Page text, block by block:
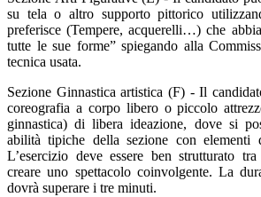
su tela o altro supporto pittorico
preferisce (Tempere, acquerelli…) che
tutte le sue forme” spiegando alla
tecnica usata.
Sezione Ginnastica artistica (F) - Il
coreografia a corpo libero o piccolo
ginnastica) di libera ideazione, dove si
abilità tipiche della sezione con elementi
L’esercizio deve essere ben strutturato
creare uno spettacolo coinvolgente. La
dovrà superare i tre minuti.